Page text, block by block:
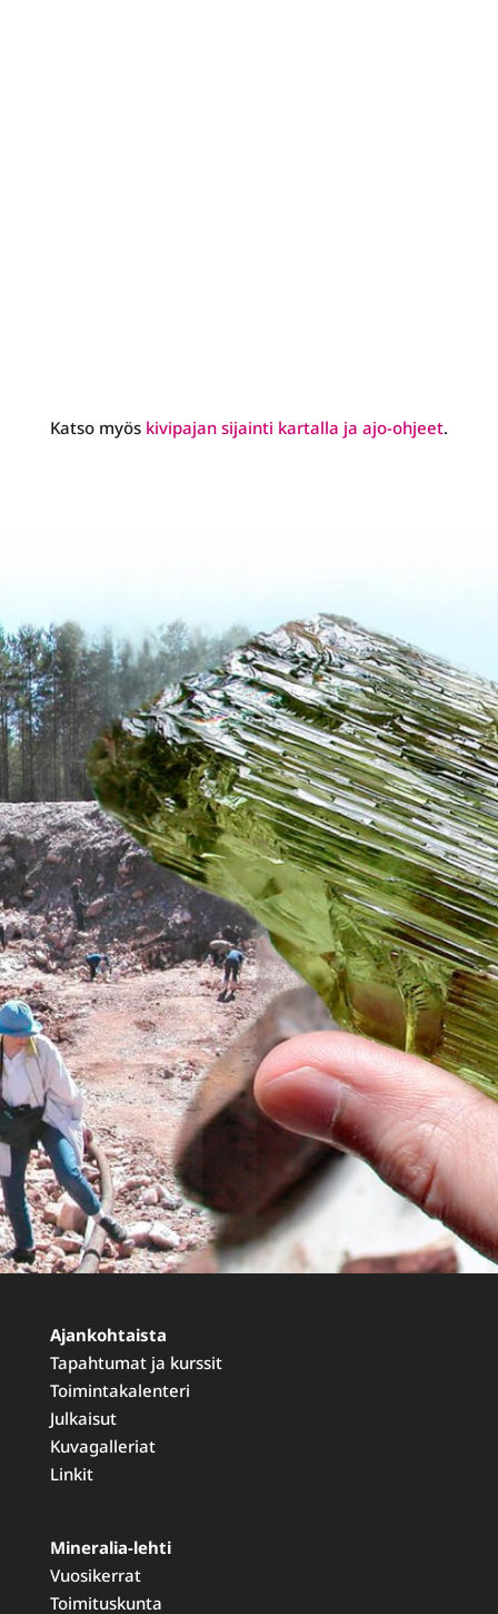
Katso myös kivipajan sijainti kartalla ja ajo-ohjeet.
Ajankohtaista
Tapahtumat ja kurssit
Toimintakalenteri
Julkaisut
Kuvagalleriat
Linkit
Mineralia-lehti
Vuosikerrat
Toimituskunta